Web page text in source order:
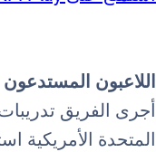
اللاعبون المستدعون
أجرى الفريق